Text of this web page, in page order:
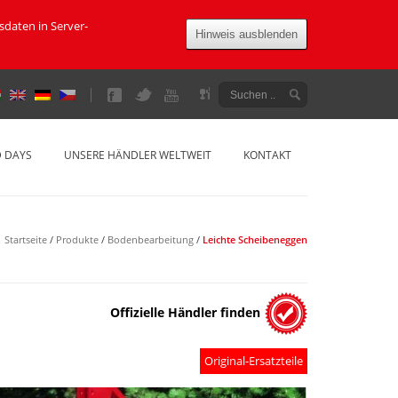
in Server-
Hinweis ausblenden
DAYS UNSERE HÄNDLER WELTWEIT KONTAKT
Startseite / Produkte / Bodenbearbeitung / Leichte Scheibeneggen
Offizielle Händler finden
Original-Ersatzteile